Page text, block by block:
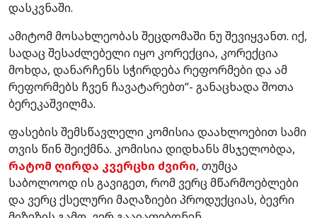
დასკვნაში.
ამიტომ მოსახლეობას შეცდომაში ნუ შევიყვანთ. იქ,
სადაც შესაძლებელი იყო კორექცია, კორექცია
მოხდა, დანარჩენს სჭირდება რეფორმები და ამ
რეფორმებს ჩვენ ჩავატარებთ“- განაცხადა შოთა
ბერეკაშვილმა.
ფასების შემსწავლელი კომისია დაახლოებით სამი
თვის წინ შეიქმნა. კომისია დიდხანს მსჯელობდა,
რატომ ღირდა კვერცხი ძვირი, თუმცა
საბოლოოდ ის გავიგეთ, რომ ვერც მწარმოებლები
და ვერც ქსელური მაღაზიები პროდუქციას, ბევრი